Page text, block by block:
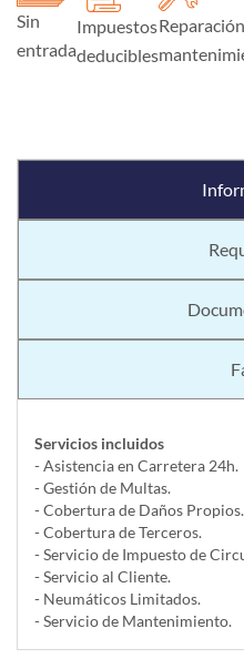
Sin
entrada
Impuestos
deducibles
Servicios incluidos
- Asistencia en Carretera 24h.
- Gestión de Multas.
- Cobertura de Daños Propios.
- Cobertura de Terceros.
- Servicio de Impuesto de
- Servicio al Cliente.
- Neumáticos Limitados.
- Servicio de Mantenimiento.